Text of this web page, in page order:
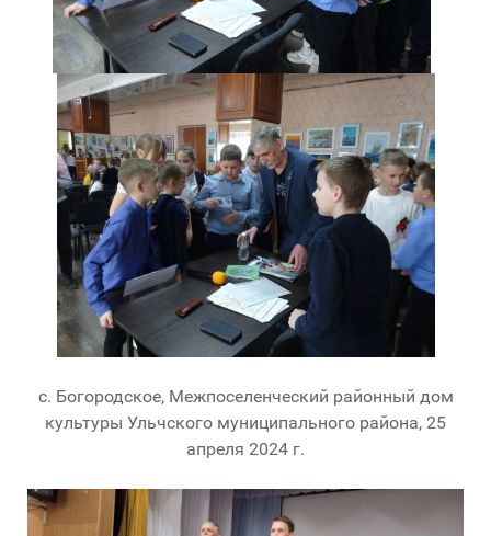
с. Богородское, Межпоселенческий районный дом
культуры Ульчского муниципального района, 25
апреля 2024 г.